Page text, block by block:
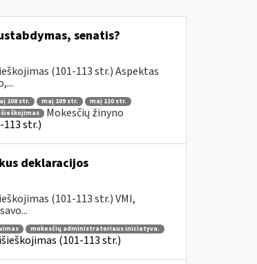
senatis?
(101-113 str.) Aspektas
108 str. maį 109 str.
maį 110 str.
Mokesčių žinyno
str.)
deklaracijos
(101-113 str.) VMI,
mokesčių administratoriaus iniciatyva.
(101-113 str.)